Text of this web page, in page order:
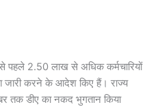
पहले 2.50 लाख से अधिक कर्मचारियों
जारी करने के आदेश किए हैं। राज्य
तक डीए का नकद भुगतान किया